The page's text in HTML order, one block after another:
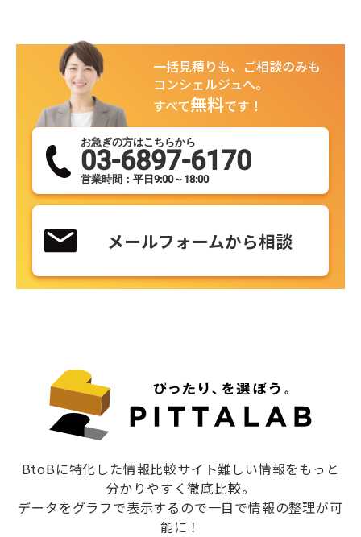
一括見積りも、ご相談のみも
コンシェルジュへ。
すべて無料です！
お急ぎの方はこちらから
03-6897-6170
営業時間：平日9:00～18:00
メールフォームから相談
BtoBに特化した情報比較サイト難しい情報をもっと
分かりやすく徹底比較。
データをグラフで表示するので一目で情報の整理が可
能に！